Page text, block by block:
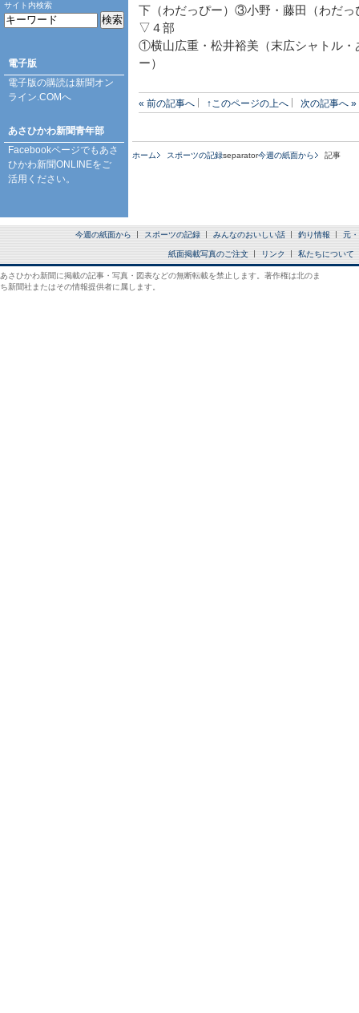
下（わだっぴー）③小野・藤田（わだっ
▽４部
①横山広重・松井裕美（末広シャトル
ー）
« 前の記事へ ↑このページの上へ 次の記事へ »
ホーム スポーツの記録separator今週の紙面から 記事
サイト内検索
電子版
電子版の購読は新聞オン
ライン.COMへ
あさひかわ新聞青年部
Facebookページでもあさ
ひかわ新聞ONLINEをご
活用ください。
今週の紙面から スポーツの記録 みんなのおいしい話 釣り情報 元
紙面掲載写真のご注文 リンク 私たちについて
あさひかわ新聞に掲載の記事・写真・図表などの無断転載を禁止します。著作権は北のま
ち新聞社またはその情報提供者に属します。